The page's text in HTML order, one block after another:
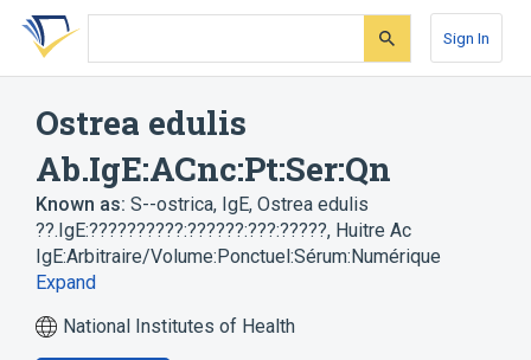
Skip
search
Skip
Skip
account
Sign In
Ostrea edulis
Ab.IgE:ACnc:Pt:Ser:Qn
Known as: S--ostrica, IgE, Ostrea edulis
??.IgE:??????????:??????:???:?????, Huitre Ac
IgE:Arbitraire/Volume:Ponctuel:Sérum:Numérique
Expand
National Institutes of Health